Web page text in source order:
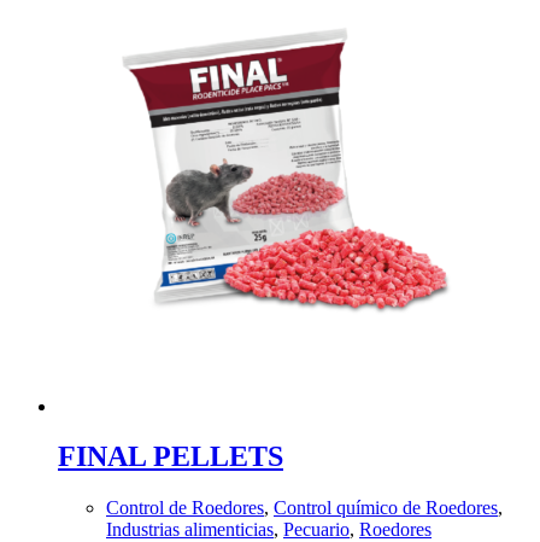
FINAL PELLETS
Control de Roedores, Control químico de Roedores,
Industrias alimenticias, Pecuario, Roedores